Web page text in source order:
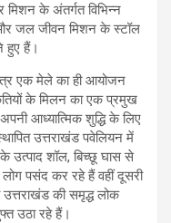
मिशन के अंतर्गत विभिन्न
और जल जीवन मिशन के स्टॉल
हुए हैं।
एक मेले का ही आयोजन
के मिलन का एक प्रमुख
आध्यात्मिक शुद्धि के लिए
उत्तराखंड पवेलियन में
उत्पाद शॉल, बिच्छू घास से
लोग पसंद कर रहे हैं वहीं दूसरी
की समृद्ध लोक
उठा रहे हैं।